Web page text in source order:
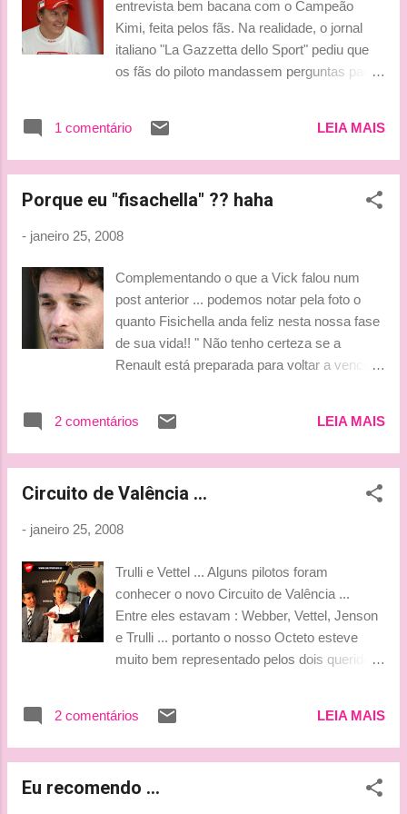
aparece !!! (para alegria da Vick...hehe) Kimi
sobre a Ferrari :"Este será o meu último
time" Briatore disse que a aposentadoria está
próxima... *** Tati ***
entrevista bem bacana com o Campeão
Kimi, feita pelos fãs. Na realidade, o jornal
italiano "La Gazzetta dello Sport" pediu que
os fãs do piloto mandassem perguntas para
entrevista em inglês foi o Kimi Räikkönen
Space . Kimi answers the fans - 25/01/2008 -
more at the start of the season, Alonso or
will both certainly be amongst the biggest
There's Hamilton and Kovalainen. On track I
comply with a simple rule: I'm not afraid of
anyone but I respect everyone. Obviously
think that also in 2008 Ferrari and McLaren
Renault and BMW Sauber can do, they're
1 comentário LEIA MAIS
Porque eu "fisachella" ?? haha
- janeiro 25, 2008
Complementando o que a Vick falou num
post anterior ... podemos notar pela foto o
quanto Fisichella anda feliz nesta nossa fase
de sua vida!! " Não tenho certeza se a
Renault está preparada para voltar a vencer.
pessoal da Renault também deseja o melhor
para você na FI! rsrs... Agora falando sério ...
muito para ele naquela corrida do Japão em
fiquei, ou melhor, nós do blog, ficamos
desejo um bom 2008 para o Fisico! *** Tati
2 comentários LEIA MAIS
Circuito de Valência ...
- janeiro 25, 2008
Trulli e Vettel ... Alguns pilotos foram
conhecer o novo Circuito de Valência ...
Entre eles estavam : Webber, Vettel, Jenson
e Trulli ... portanto o nosso Octeto esteve
muito bem representado pelos dois queridos
o traçado! Aproveitem!!! (OBS : Vick... vc vai
gostar do 1º! hehe) *** Tati***
2 comentários LEIA MAIS
Eu recomendo ...